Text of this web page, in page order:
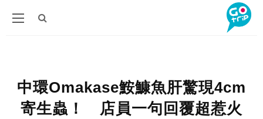
中環Omakase鮟鱇魚肝驚現4cm
寄生蟲！ 店員一句回覆超惹火